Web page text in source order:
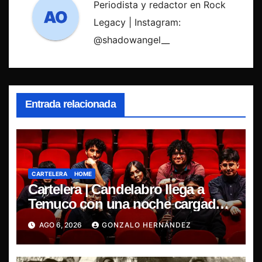
Periodista y redactor en Rock
Legacy | Instagram:
@shadowangel__
Entrada relacionada
CARTELERA HOME
Cartelera | Candelabro llega a
Temuco con una noche cargada
de indie
AGO 6, 2026 GONZALO HERNÁNDEZ